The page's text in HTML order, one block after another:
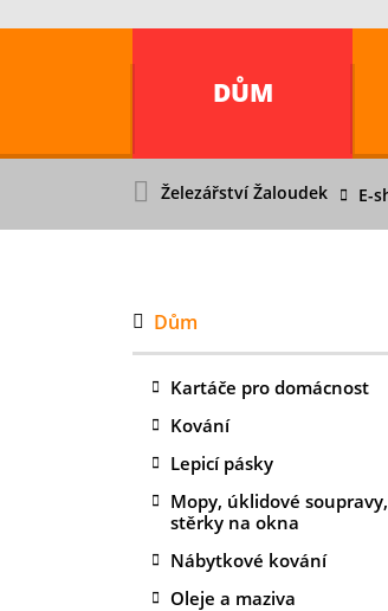
DŮM
Železářství Žaloudek E-
Dům
Kartáče pro domácnost
Kování
Lepicí pásky
Mopy, úklidové soupravy,
stěrky na okna
Nábytkové kování
Oleje a maziva